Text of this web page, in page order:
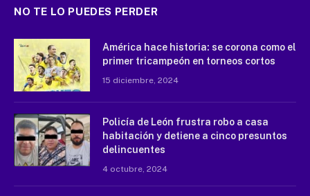
NO TE LO PUEDES PERDER
América hace historia: se corona como el
primer tricampeón en torneos cortos
15 diciembre, 2024
Policía de León frustra robo a casa
habitación y detiene a cinco presuntos
delincuentes
4 octubre, 2024